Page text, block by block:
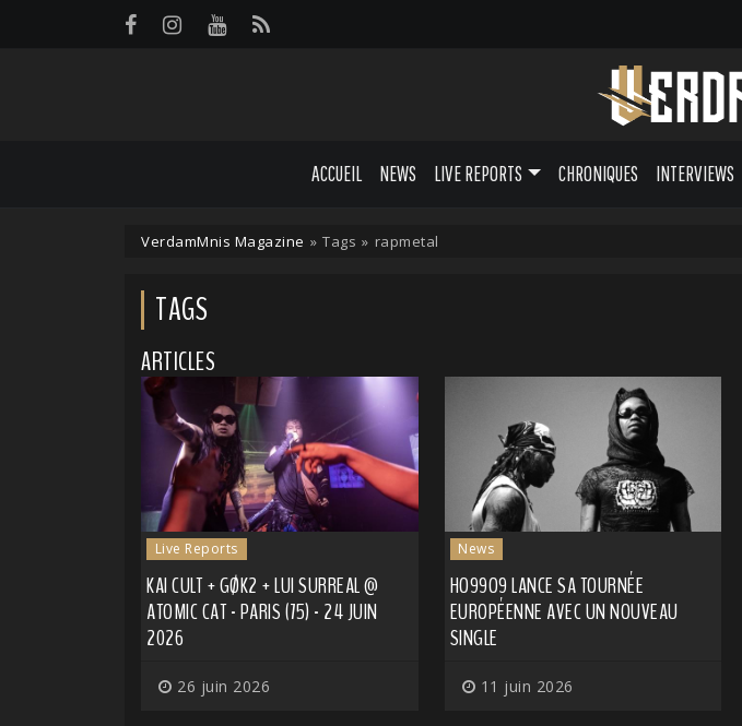
ACCUEIL NEWS LIVE REPORTS CHRONIQUES INTERVIEWS
VerdamMnis Magazine » Tags » rapmetal
TAGS
ARTICLES
Live Reports
KAI CULT + GØK2 + LUI SURREAL @
ATOMIC CAT - PARIS (75) - 24 JUIN
2026
26 juin 2026
News
HO99O9 LANCE SA TOURNÉE
EUROPÉENNE AVEC UN NOUVEAU
SINGLE
11 juin 2026
Panneau de gestion des cookies